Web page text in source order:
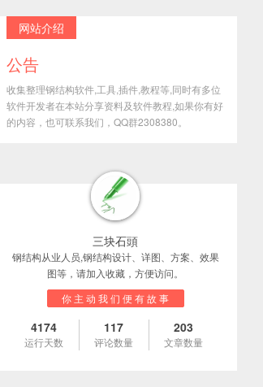
网站介绍
公告
收集整理钢结构软件,工具,插件,教程等,同时有多位
软件开发者在本站分享资料及软件教程,如果你有好
的内容，也可联系我们，QQ群2308380。
三块石頭
钢结构从业人员,钢结构设计、详图、方案、效果
图等，请加入收藏，方便访问。
你 主 动 我 们 便 有 故 事
4174
运行天数
117
评论数量
203
文章数量